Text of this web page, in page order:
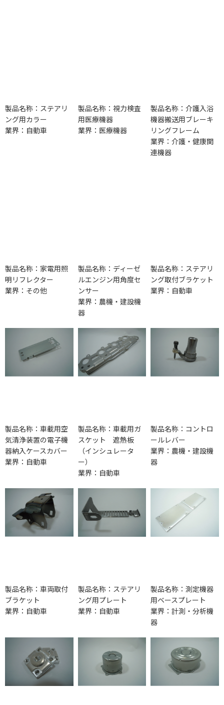
製品名称：ステアリ
ング用カラー
業界：自動車
製品名称：視力検査
用医療機器
業界：医療機器
製品名称：介護入浴
機器搬送用ブレーキ
リングフレーム
業界：介護・健康関
連機器
製品名称：家電用照
明リフレクター
業界：その他
製品名称：ディーゼ
ルエンジン用角度セ
ンサー
業界：農機・建設機
器
製品名称：ステアリ
ング取付ブラケット
業界：自動車
製品名称：車載用空
気清浄装置の電子機
器納入ケースカバー
業界：自動車
製品名称：車載用ガ
スケット 遮熱板
（インシュレータ
ー）
業界：自動車
製品名称：コントロ
ールレバー
業界：農機・建設機
器
製品名称：車両取付
ブラケット
業界：自動車
製品名称：ステアリ
ング用プレート
業界：自動車
製品名称：測定機器
用ベースプレート
業界：計測・分析機
器